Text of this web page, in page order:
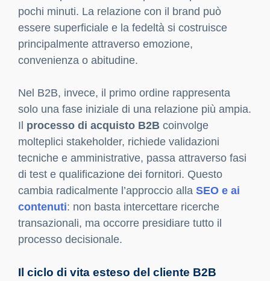
pochi minuti. La relazione con il brand può
essere superficiale e la fedeltà si costruisce
principalmente attraverso emozione,
convenienza o abitudine.
Nel B2B, invece, il primo ordine rappresenta
solo una fase iniziale di una relazione più ampia.
Il processo di acquisto B2B coinvolge
molteplici stakeholder, richiede validazioni
tecniche e amministrative, passa attraverso fasi
di test e qualificazione dei fornitori. Questo
cambia radicalmente l’approccio alla SEO e ai
contenuti: non basta intercettare ricerche
transazionali, ma occorre presidiare tutto il
processo decisionale.
Il ciclo di vita esteso del cliente B2B